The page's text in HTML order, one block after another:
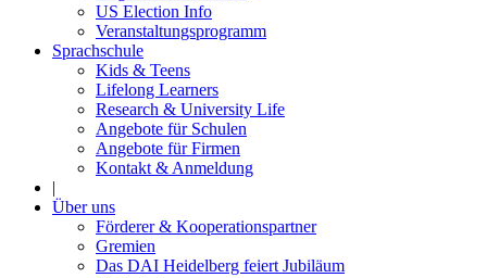
US Election Info
Veranstaltungsprogramm
Sprachschule
Kids & Teens
Lifelong Learners
Research & University Life
Angebote für Schulen
Angebote für Firmen
Kontakt & Anmeldung
|
Über uns
Förderer & Kooperationspartner
Gremien
Das DAI Heidelberg feiert Jubiläum